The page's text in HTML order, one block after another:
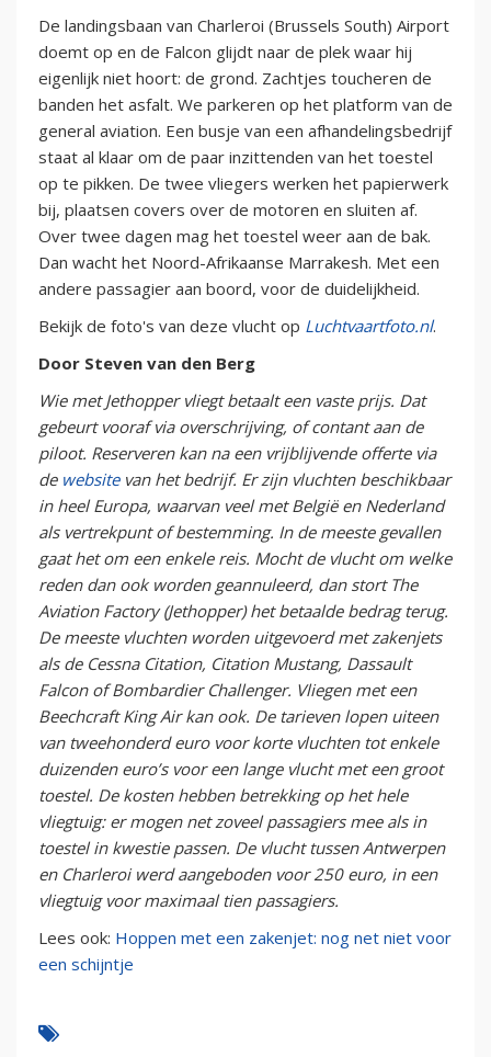
De landingsbaan van Charleroi (Brussels South) Airport
doemt op en de Falcon glijdt naar de plek waar hij
eigenlijk niet hoort: de grond. Zachtjes toucheren de
banden het asfalt. We parkeren op het platform van de
general aviation. Een busje van een afhandelingsbedrijf
staat al klaar om de paar inzittenden van het toestel
op te pikken. De twee vliegers werken het papierwerk
bij, plaatsen covers over de motoren en sluiten af.
Over twee dagen mag het toestel weer aan de bak.
Dan wacht het Noord-Afrikaanse Marrakesh. Met een
andere passagier aan boord, voor de duidelijkheid.
Bekijk de foto's van deze vlucht op Luchtvaartfoto.nl.
Door Steven van den Berg
Wie met Jethopper vliegt betaalt een vaste prijs. Dat
gebeurt vooraf via overschrijving, of contant aan de
piloot. Reserveren kan na een vrijblijvende offerte via
de websitevan het bedrijf. Er zijn vluchten beschikbaar
in heel Europa, waarvan veel met België en Nederland
als vertrekpunt of bestemming. In de meeste gevallen
gaat het om een enkele reis. Mocht de vlucht om welke
reden dan ook worden geannuleerd, dan stort The
Aviation Factory (Jethopper) het betaalde bedrag terug.
De meeste vluchten worden uitgevoerd met zakenjets
als de Cessna Citation, Citation Mustang, Dassault
Falcon of Bombardier Challenger. Vliegen met een
Beechcraft King Air kan ook. De tarieven lopen uiteen
van tweehonderd euro voor korte vluchten tot enkele
duizenden euro’s voor een lange vlucht met een groot
toestel. De kosten hebben betrekking op het hele
vliegtuig: er mogen net zoveel passagiers mee als in
toestel in kwestie passen. De vlucht tussen Antwerpen
en Charleroi werd aangeboden voor 250 euro, in een
vliegtuig voor maximaal tien passagiers.
Lees ook: Hoppen met een zakenjet: nog net niet voor
een schijntje